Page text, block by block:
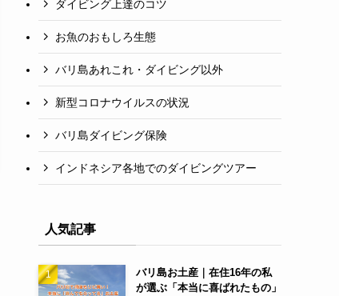
ダイビング上達のコツ
お魚のおもしろ生態
バリ島あれこれ・ダイビング以外
新型コロナウイルスの状況
バリ島ダイビング保険
インドネシア各地でのダイビングツアー
人気記事
バリ島お土産｜在住16年の私
が選ぶ「本当に喜ばれたもの」